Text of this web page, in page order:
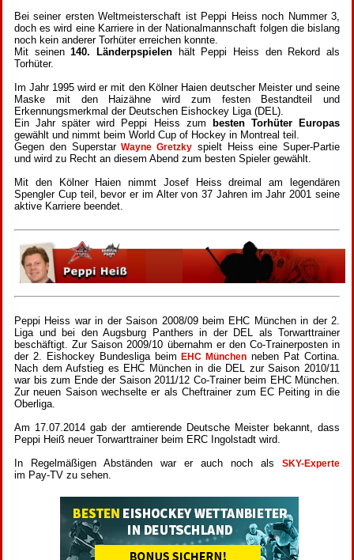
Bei seiner ersten Weltmeisterschaft ist Peppi Heiss noch Nummer 3,
doch es wird eine Karriere in der Nationalmannschaft folgen die bislang
noch kein anderer Torhüter erreichen konnte.
Mit seinen140. Länderpspielen hält Peppi Heiss den Rekord als
Torhüter.
Im Jahr 1995 wird er mit den Kölner Haien deutscher Meister und seine
Maske mit den Haizähne wird zum festen Bestandteil und
Erkennungsmerkmal der Deutschen Eishockey Liga (DEL).
Ein Jahr später wird Peppi Heiss zum
besten Torhüter Europas
gewählt und nimmt beim World Cup of Hockey in Montreal teil.
Gegen den SuperstarWayne Gretzky spielt Heiss eine Super-Partie
und wird zu Recht an diesem Abend zum besten Spieler gewählt.
Mit den Kölner Haien nimmt Josef Heiss dreimal am legendären
Spengler Cup teil, bevor er im Alter von 37 Jahren im Jahr 2001 seine
aktive Karriere beendet.
Peppi Heiss war in der Saison 2008/09 beim EHC München in der 2.
Liga und bei den Augsburg Panthers in der DEL als Torwarttrainer
beschäftigt. Zur Saison 2009/10 übernahm er den Co-Trainerposten in
der 2. Eishockey Bundesliga beimEHC München neben Pat Cortina.
Nach dem Aufstieg es EHC München in die DEL zur Saison 2010/11
war bis zum Ende der Saison 2011/12 Co-Trainer beim EHC München.
Zur neuen Saison wechselte er als Cheftrainer zum EC Peiting in die
Oberliga.
Am 17.07.2014 gab der amtierende Deutsche Meister bekannt, dass
Peppi Heiß neuer Torwarttrainer beim ERC Ingolstadt wird.
In Regelmäßigen Abständen war er auch noch als SKY-Experte
im Pay-TV zu sehen.